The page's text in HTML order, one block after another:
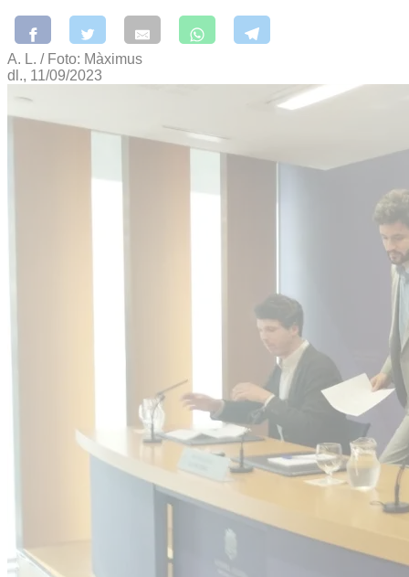
A. L. / Foto: Màximus
dl., 11/09/2023